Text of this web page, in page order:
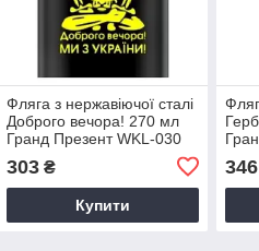
Фляга з нержавіючої сталі
Доброго вечора! 270 мл
Гранд Презент WKL-030
303₴
Купити
346